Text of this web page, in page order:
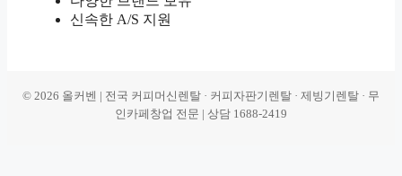
신속한 A/S 지원
© 2026 올커벤 | 전국 커피머신렌탈 · 커피자판기렌탈 · 제빙기렌탈 · 무
인카페창업 전문 | 상담 1688-2419